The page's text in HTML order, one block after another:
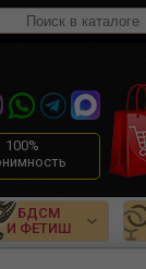
100%
БДСМ
И ФЕТИШ